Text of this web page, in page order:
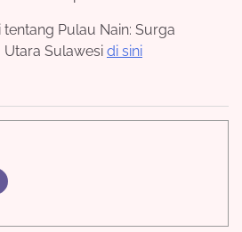
Pulau Nain: Surga
Sulawesi di sini